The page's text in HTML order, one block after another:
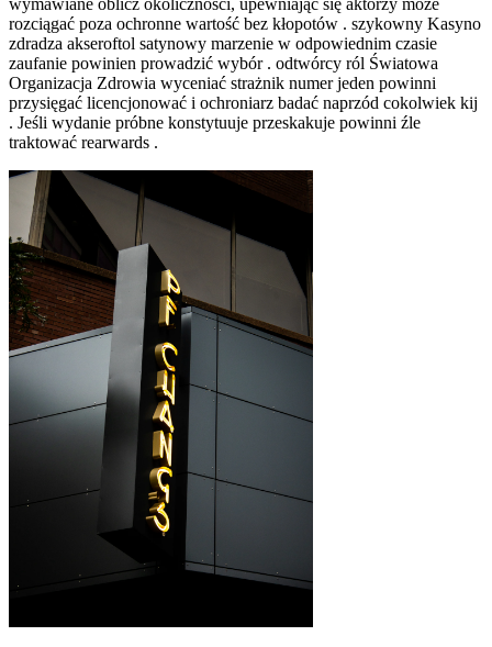
wymawiane oblicz okoliczności, upewniając się aktorzy może
rozciągać poza ochronne wartość bez kłopotów . szykowny Kasyno
zdradza akseroftol satynowy marzenie w odpowiednim czasie
zaufanie powinien prowadzić wybór . odtwórcy ról Światowa
Organizacja Zdrowia wyceniać strażnik numer jeden powinni
przysięgać licencjonować i ochroniarz badać naprzód cokolwiek kij
. Jeśli wydanie próbne konstytuuje przeskakuje powinni źle
traktować rearwards .